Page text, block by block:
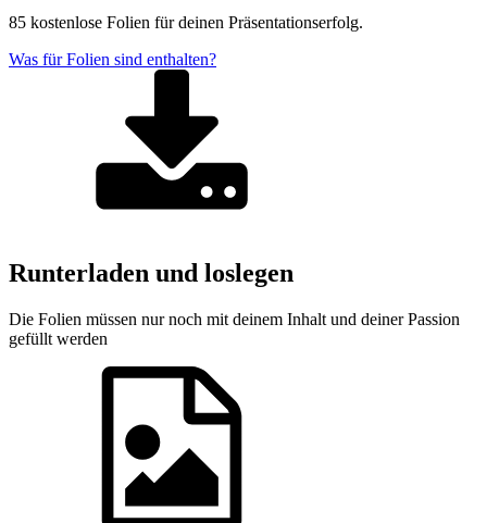
85 kostenlose Folien für deinen Präsentationserfolg.
Was für Folien sind enthalten?
Runterladen und loslegen
Die Folien müssen nur noch mit deinem Inhalt und deiner Passion
gefüllt werden